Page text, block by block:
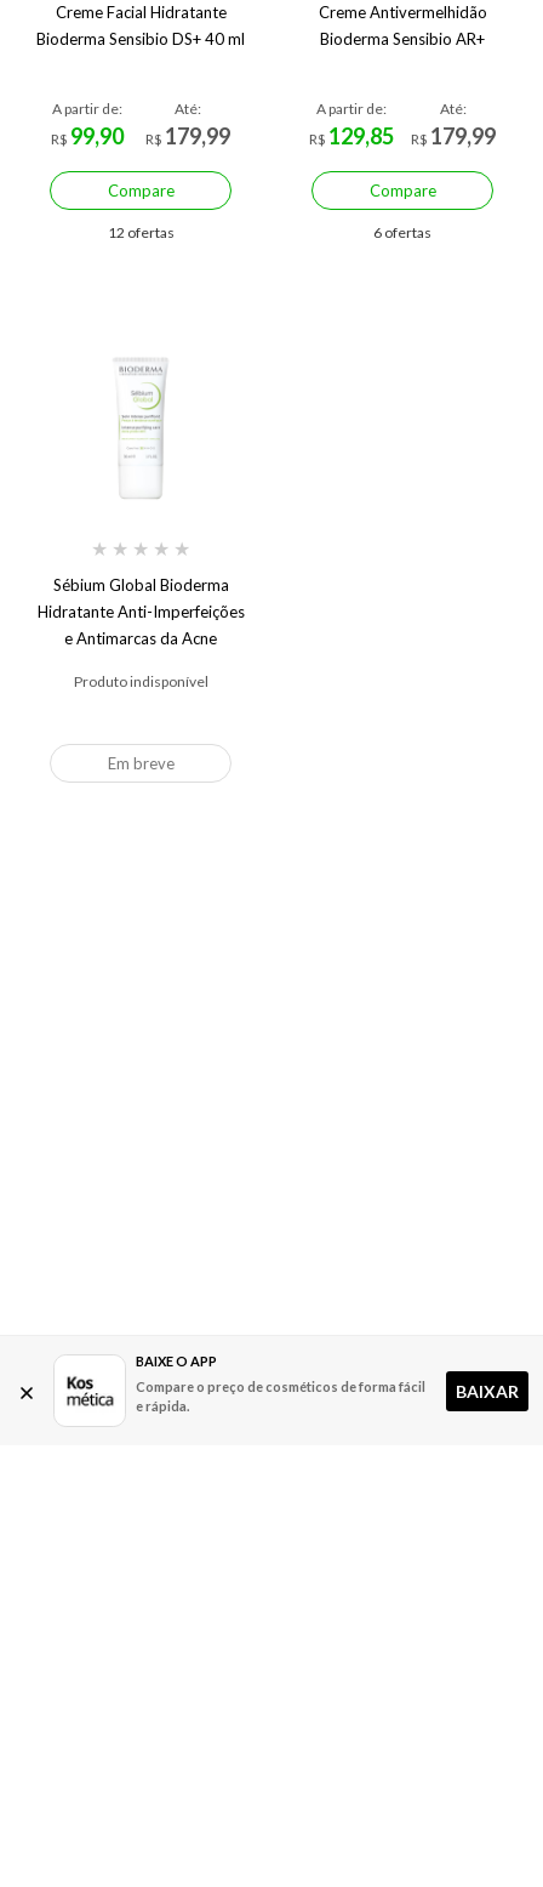
Creme Facial Hidratante
Bioderma Sensibio DS+ 40 ml
A partir de:
R$ 99,90
Até:
R$ 179,99
Compare
12 ofertas
Creme Antivermelhidão
Bioderma Sensibio AR+
A partir de:
R$ 129,85
Até:
R$ 179,99
Compare
6 ofertas
★ ★ ★ ★ ★
Sébium Global Bioderma
Hidratante Anti-Imperfeições
e Antimarcas da Acne
Produto indisponível
Em breve
BAIXE O APP
Compare o preço de cosméticos de forma fácil
e rápida.
BAIXAR